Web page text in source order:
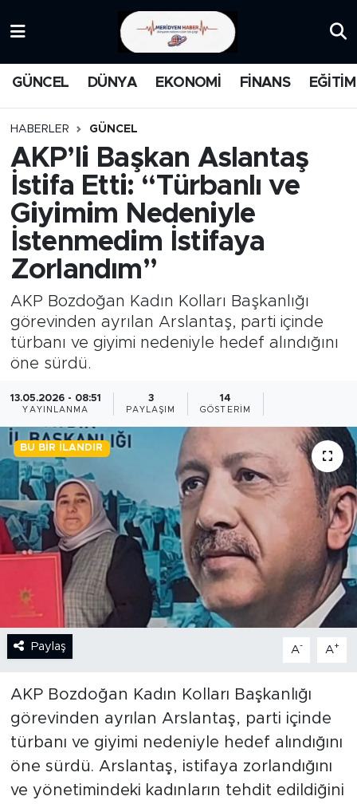
GÜNCEL DÜNYA EKONOMİ FİNANS EĞİTİM
HABERLER GÜNCEL
AKP’li Başkan Aslantaş
İstifa Etti: “Türbanlı ve
Giyimim Nedeniyle
İstenmedim İstifaya
Zorlandım”
AKP Bozdoğan Kadın Kolları Başkanlığı
görevinden ayrılan Arslantaş, parti içinde
türbanı ve giyimi nedeniyle hedef alındığını
öne sürdü.
13.05.2026 - 08:51
YAYINLANMA
3
PAYLAŞIM
14
GÖSTERIM
BU BIR İLANDIR
Paylaş A- A+
AKP Bozdoğan Kadın Kolları Başkanlığı
görevinden ayrılan Arslantaş, parti içinde
türbanı ve giyimi nedeniyle hedef alındığını
öne sürdü. Arslantaş, istifaya zorlandığını
ve yönetimindeki kadınların tehdit edildiğini
MEDYA
FİNANS
DÜNYA
GÜNCEL
KARİKATÜR
RÖPÖRTAJ
ANALİZ
NOSTALJİ
KULİS
YAZARLAR
DİNİ
EKONOMİ
SPOR
KÜLTÜR SANAT
Trafik Durumu
Süper Lig Puan Durumu ve Fikstür
Tüm Manşetler
Son Dakika Haberleri
Haber Arşivi